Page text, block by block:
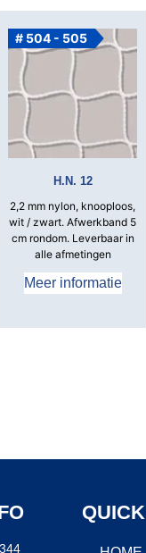
# 504 - 505
H.N. 12
2,2­ mm nylon, knooploos,
wit / zwart. Afwerkband 5
cm rondom. Leverbaar in
alle afmetingen
Meer informatie